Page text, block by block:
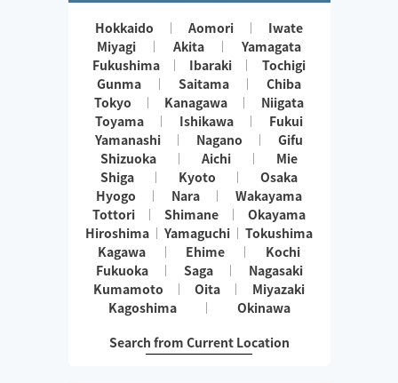
Hokkaido Aomori
Iwate
Miyagi
Akita
Yamagata
Fukushima
Ibaraki
Tochigi
Gunma
Saitama
Chiba
Tokyo
Kanagawa
Niigata
Toyama
Ishikawa
Fukui
Yamanashi
Nagano
Gifu
Shizuoka
Aichi
Mie
Shiga
Kyoto
Osaka
Hyogo
Nara
Wakayama
Tottori
Shimane
Okayama
Hiroshima
Yamaguchi
Tokushima
Kagawa
Ehime
Kochi
Fukuoka
Saga
Nagasaki
Kumamoto
Oita
Miyazaki
Kagoshima
Okinawa
Search from Current Location